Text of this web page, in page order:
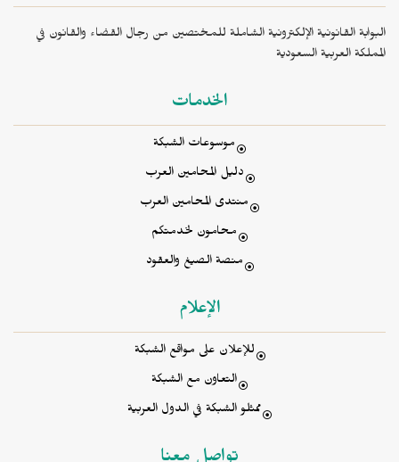
البوابة القانونية الإلكترونية الشاملة للمختصين من رجال القضاء والقانون في
المملكة العربية السعودية
الخدمات
موسوعات الشبكة
دليل المحامين العرب
منتدى المحامين العرب
محامون لخدمتكم
منصة الصيغ والعقود
الإعلام
للإعلان على مواقع الشبكة
التعاون مع الشبكة
ممثلو الشبكة في الدول العربية